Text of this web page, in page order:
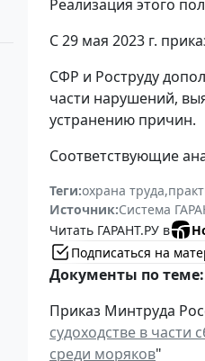
Реализация этого
С 29 мая 2023 г.
СФР и Роструду
части нарушений,
устранению причин.
Соответствующие
Теги:охрана труда,
Источник:Система
Читать ГАРАНТ.РУ в
Подписаться на
Документы по теме:
Приказ Минтруда
судоходстве в
среди моряков"